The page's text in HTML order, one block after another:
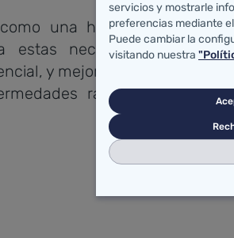
una herramienta
estas necesidades,
y mejorar la calidad de
raras y sus
servicios y mostrarle
preferencias mediante
Puede cambiar la
visitando nuestra